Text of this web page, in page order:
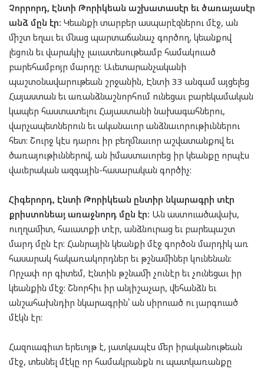
Չորրորդ, Էնտի Թորիկեան աշխատասէր եւ ծառայասէր
անձ մըն էր: Կեանքի տարբեր ասպարէզներու մէջ, ան
միշտ եղաւ եւ մնաց պարտաճանաչ գործող, կեանքով
լեցուն եւ վարակիչ լաւատեսութեամբ համակուած
բարեհամբոյր մարդը: Աւետարանչականի
պաշտօնավարութեան շրջանին, Էնտի 33 անգամ այցելեց
Հայաստան եւ առանձնաշնորհում ունեցաւ բարեկամական
կապեր հաստատելու Հայաստանի նախագահներու,
վարչապետներուն եւ ականաւոր անձնաւորութիւններու
հետ: Շուրջ կէս դարու իր բեղմնաւոր աշվատանքով եւ
ծառայութիւններով, ան իմաստաւորեց իր կեանքը որպէս
վաւերական ազգային-հասարական գործիչ:
Հիգերորդ, Էնտի Թորիկեան ընտիր նկարագրի տէր
քրիստոնեայ առաջնորդ մըն էր: Ան աստուածավախ,
ուղղամիտ, հաւատքի տէր, անձնուրաց եւ բարեպաշտ
մարդ մըն էր: Հանրային կեանքի մէջ գործօն մարդիկ առ
հասարակ հակառակորդներ եւ թշնամիներ կունենան:
Որչափ որ գիտեմ, Էնտին թշնամի չունէր եւ չունեցաւ իր
կեանքին մէջ: Շնորհիւ իր անյիշաչար, վեհանձն եւ
անշահախնդիր նկարագրին՝ ան սիրուած ու յարգուած
մէկն էր:
Հազուագիւտ երեւոյթ է, յատկապէս մեր իրականութեան
մէջ, տեսնել մէկը որ համակրանքն ու պատկառանքը